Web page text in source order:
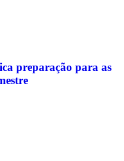
preparação para as